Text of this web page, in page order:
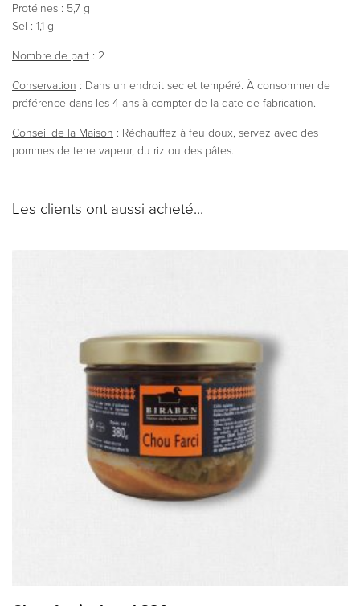
Protéines : 5,7 g
Sel : 1,1 g
Nombre de part : 2
Conservation : Dans un endroit sec et tempéré. À consommer de
préférence dans les 4 ans à compter de la date de fabrication.
Conseil de la Maison : Réchauffez à feu doux, servez avec des
pommes de terre vapeur, du riz ou des pâtes.
Les clients ont aussi acheté...